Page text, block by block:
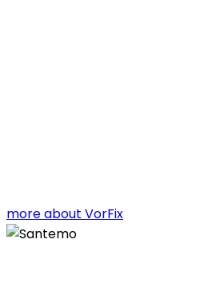
more about VorFix